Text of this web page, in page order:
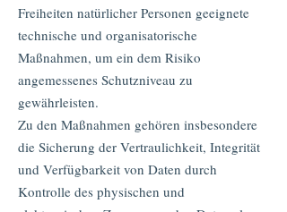
Freiheiten natürlicher Personen geeignete
technische und organisatorische
Maßnahmen, um ein dem Risiko
angemessenes Schutzniveau zu
gewährleisten.
Zu den Maßnahmen gehören insbesondere
die Sicherung der Vertraulichkeit, Integrität
und Verfügbarkeit von Daten durch
Kontrolle des physischen und